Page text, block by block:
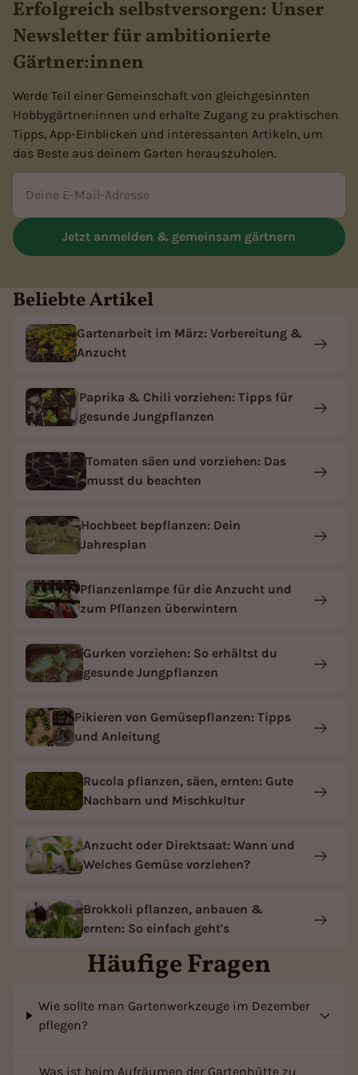
Erfolgreich selbstversorgen: Unser
Newsletter für ambitionierte
Gärtner:innen
Werde Teil einer Gemeinschaft von gleichgesinnten
Hobbygärtner:innen und erhalte Zugang zu praktischen
Tipps, App-Einblicken und interessanten Artikeln, um
das Beste aus deinem Garten herauszuholen.
Jetzt anmelden & gemeinsam gärtnern
Beliebte Artikel
Gartenarbeit im März: Vorbereitung &
Anzucht
Paprika & Chili vorziehen: Tipps für
gesunde Jungpflanzen
Tomaten säen und vorziehen: Das
musst du beachten
Hochbeet bepflanzen: Dein
Jahresplan
Pflanzenlampe für die Anzucht und
zum Pflanzen überwintern
Gurken vorziehen: So erhältst du
gesunde Jungpflanzen
Pikieren von Gemüsepflanzen: Tipps
und Anleitung
Rucola pflanzen, säen, ernten: Gute
Nachbarn und Mischkultur
Anzucht oder Direktsaat: Wann und
Welches Gemüse vorziehen?
Brokkoli pflanzen, anbauen &
ernten: So einfach geht's
Häufige Fragen
Wie sollte man Gartenwerkzeuge im Dezember
pflegen?
Was ist beim Aufräumen der Gartenhütte zu